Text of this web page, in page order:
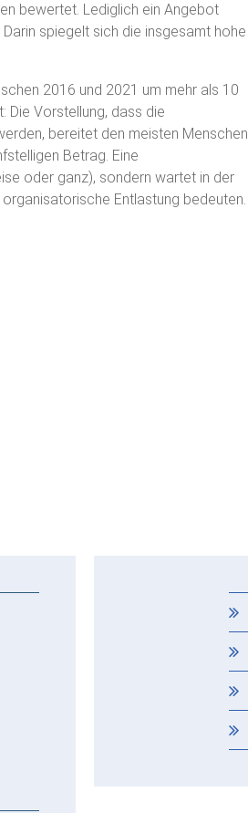
bewertet. Lediglich ein Angebot
spiegelt sich die insgesamt hohe
2016 und 2021 um mehr als 10
Die Vorstellung, dass die
bereitet den meisten Menschen
Betrag. Eine
oder ganz), sondern wartet in der
Entlastung bedeuten.